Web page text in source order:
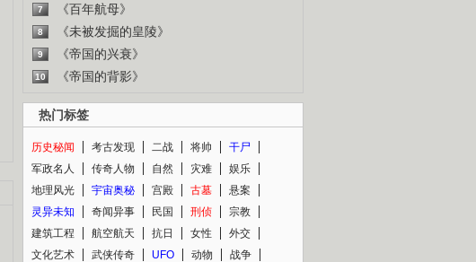
7 《百年航母》
8 《未被发掘的皇陵》
9 《帝国的兴衰》
10 《帝国的背影》
热门标签
历史秘闻 考古发现 二战 将帅
干尸
军政名人
传奇人物 自然 灾难
娱乐
地理风光
宇宙奥秘 宫殿 古墓
悬案
灵异未知
奇闻异事 民国 刑侦
宗教
建筑工程
航空航天 抗日 女性
外交
文化艺术
武侠传奇 UFO 动物
战争